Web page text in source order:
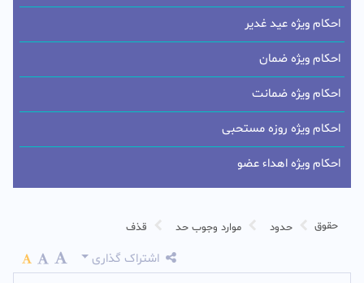
حقوق حدود موارد وجوب حد قذف
اشتراک گذاری
احکام ویژه عید غدیر
احکام ویژه ضمان
احکام ویژه ضمانت
احکام ویژه روزه مستحبی
احکام ویژه اهداء عضو